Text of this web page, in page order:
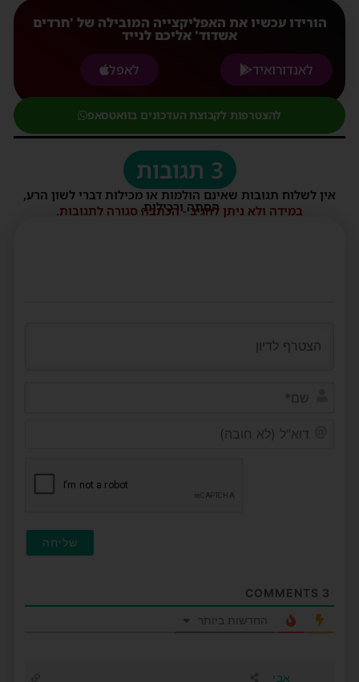
הורידו עכשיו את האפליקצייה המובילה של 'חרדים
אשדוד' אליכם לנייד
לאנדורואיד
לאפל
להצטרפות לקבוצת העדכונים בוואטסאפ
3 תגובות
אין לשלוח תגובות שאינם הולמות או מכילות דברי לשון הרע,
הסתה ורכילות.
במידה ולא ניתן להגיב - הכתבה סגורה לתגובות.
3
החדשות ביותר
אבי